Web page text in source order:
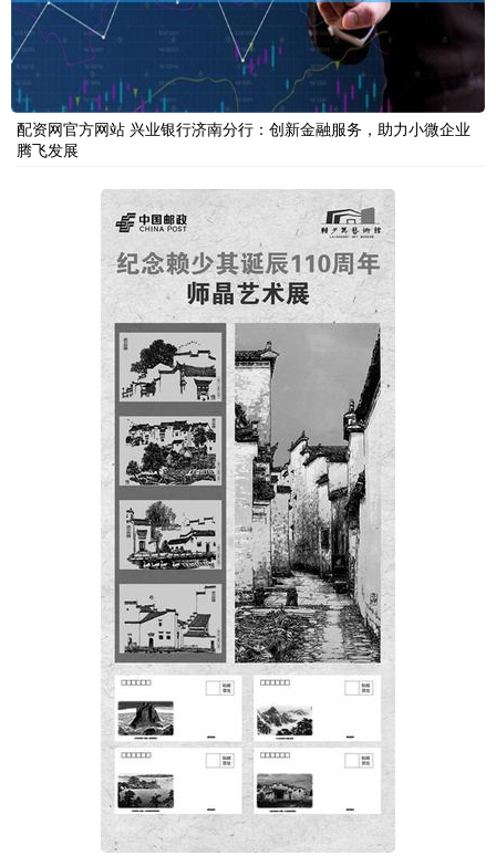
配资网官方网站 兴业银行济南分行：创新金融服务，助力小微企业
腾飞发展